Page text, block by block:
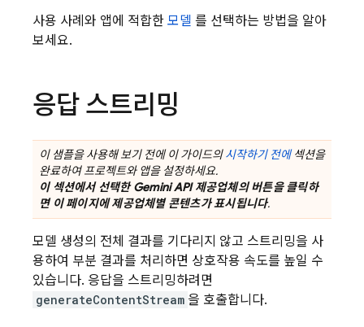
사용 사례와 앱에 적합한 모델 를 선택하는 방법을 알아
보세요.
응답 스트리밍
이 샘플을 사용해 보기 전에 이 가이드의시작하기 전에섹션을
완료하여 프로젝트와 앱을 설정하세요.
이 섹션에서 선택한Gemini API제공업체의 버튼을 클릭하
면 이 페이지에 제공업체별 콘텐츠가 표시됩니다.
모델 생성의 전체 결과를 기다리지 않고 스트리밍을 사
용하여 부분 결과를 처리하면 상호작용 속도를 높일 수
있습니다. 응답을 스트리밍하려면
generateContentStream 을 호출합니다.